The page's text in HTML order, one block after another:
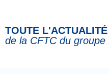
TOUTE L'ACTUALITÉ
de la CFTC du groupe